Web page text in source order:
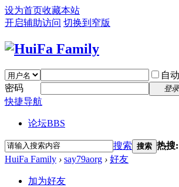
设为首页收藏本站
开启辅助访问 切换到窄版
自
密码
登录
快捷导航
论坛BBS
搜索 搜索 热搜:
HuiFa Family › say79aorg › 好友
加为好友